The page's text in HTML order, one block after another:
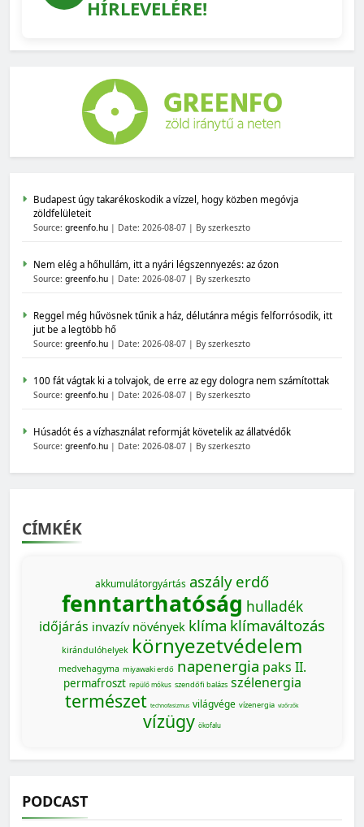
HÍRLEVELÉRE!
Budapest úgy takarékoskodik a vízzel, hogy közben megóvja
zöldfelületeit
Source: greenfo.hu Date: 2026-08-07 By szerkeszto
Nem elég a hőhullám, itt a nyári légszennyezés: az ózon
Source: greenfo.hu Date: 2026-08-07 By szerkeszto
Reggel még hűvösnek tűnik a ház, délutánra mégis felforrósodik, itt
jut be a legtöbb hő
Source: greenfo.hu Date: 2026-08-07 By szerkeszto
100 fát vágtak ki a tolvajok, de erre az egy dologra nem számítottak
Source: greenfo.hu Date: 2026-08-07 By szerkeszto
Húsadót és a vízhasználat reformját követelik az állatvédők
Source: greenfo.hu Date: 2026-08-07 By szerkeszto
CÍMKÉK
akkumulátorgyártás aszály erdő
fenntarthatóság hulladék
időjárás invazív növények klíma klímaváltozás
kirándulóhelyek környezetvédelem
medvehagyma miyawaki erdő napenergia paks II.
permafroszt repülő mókus szendőfi balázs szélenergia
természet technofasizmus világvége vízenergia vízőrzők
vízügy ökofalu
PODCAST